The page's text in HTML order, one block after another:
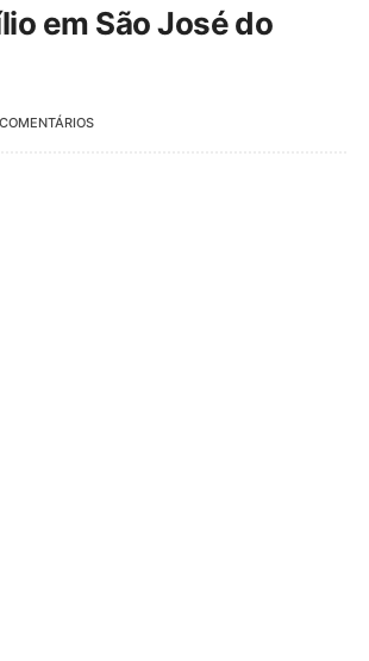
em São José do